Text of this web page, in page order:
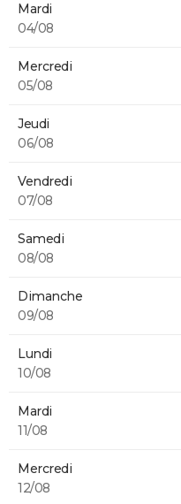
Mardi
04/08
Mercredi
05/08
Jeudi
06/08
Vendredi
07/08
Samedi
08/08
Dimanche
09/08
Lundi
10/08
Mardi
11/08
Mercredi
12/08